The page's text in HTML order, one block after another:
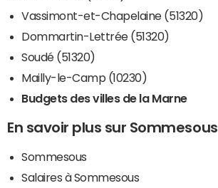
Vassimont-et-Chapelaine (51320)
Dommartin-Lettrée (51320)
Soudé (51320)
Mailly-le-Camp (10230)
Budgets des villes de la Marne
En savoir plus sur Sommesous
Sommesous
Salaires à Sommesous